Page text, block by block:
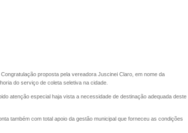
proposta pela vereadora Juscinei Claro, em nome da
do serviço de coleta seletiva na cidade.
atenção especial haja vista a necessidade de destinação adequada deste
também com total apoio da gestão municipal que forneceu as condições